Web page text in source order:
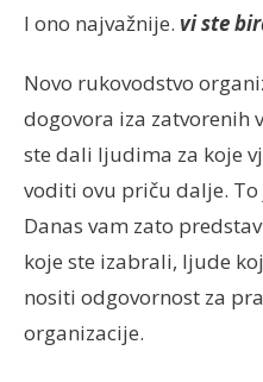
I ono najvažnije. vi ste
Novo rukovodstvo
dogovora iza zatvorenih
ste dali ljudima za koje
voditi ovu priču dalje. To
Danas vam zato
koje ste izabrali, ljude
nositi odgovornost za
organizacije.